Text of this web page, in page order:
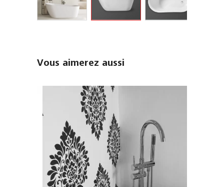
Vous aimerez aussi